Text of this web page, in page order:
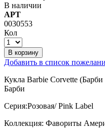
В наличии
АРТ
0030553
Кол
В корзину
Добавить в список
Кукла Barbie Corvette
Барби
Серия:Розовая/ Pink Label
Коллекция: Фавориты